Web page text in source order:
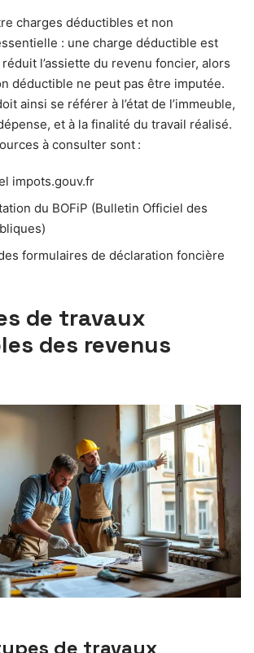
charges déductibles et non
: une charge déductible est
l’assiette du revenu foncier, alors
déductible ne peut pas être imputée.
ainsi se référer à l’état de l’immeuble,
et à la finalité du travail réalisé.
à consulter sont :
impots.gouv.fr
du BOFiP (Bulletin Officiel des
formulaires de déclaration foncière
de travaux
des revenus